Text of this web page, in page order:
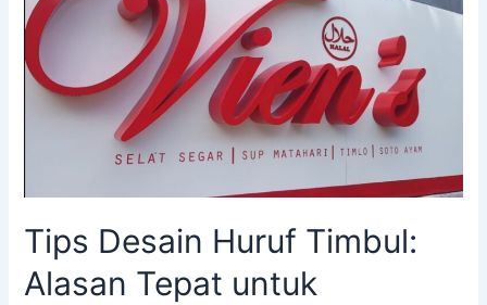
Tips Desain Huruf Timbul:
Alasan Tepat untuk
Timbul:
Alasan
Tepat
untuk
Branding